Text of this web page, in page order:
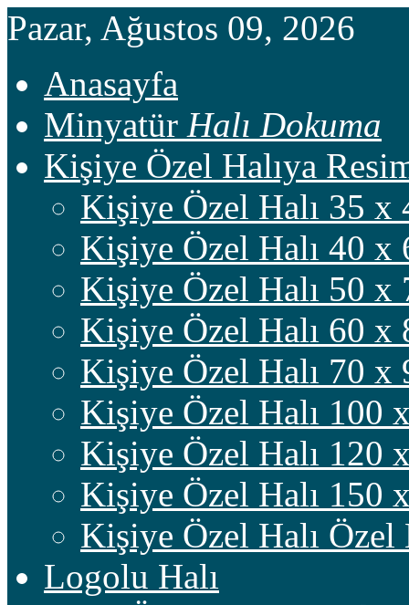
Pazar, Ağustos 09, 2026
Anasayfa
Minyatür Halı Dokuma
Kişiye Özel Halıya
Kişiye Özel Halı 35 x
Kişiye Özel Halı 40 x
Kişiye Özel Halı 50 x
Kişiye Özel Halı 60 x
Kişiye Özel Halı 70 x
Kişiye Özel Halı 100
Kişiye Özel Halı 120
Kişiye Özel Halı 150
Kişiye Özel Halı Özel
Logolu Halı